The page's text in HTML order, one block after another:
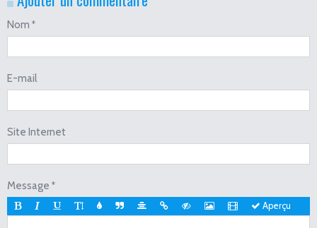
Nom
E-mail
Site Internet
Message
Aperçu